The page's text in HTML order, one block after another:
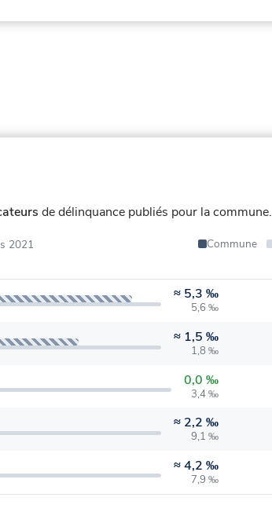
de délinquance publiés pour la commune.
2021 Commune
≈ 5,3 ‰
5,6 ‰
≈ 1,5 ‰
1,8 ‰
0,0 ‰
3,4 ‰
≈ 2,2 ‰
9,1 ‰
≈4,2 ‰
7,9 ‰